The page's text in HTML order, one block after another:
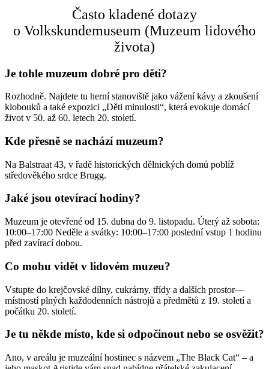
Často kladené dotazy
o Volkskundemuseum (Muzeum lidového
života)
Je tohle muzeum dobré pro děti?
Rozhodně. Najdete tu herní stanoviště jako vážení kávy a zkoušení
klobouků a také expozici „Děti minulosti“, která evokuje domácí
život v 50. až 60. letech 20. století.
Kde přesně se nachází muzeum?
Na Balstraat 43, v řadě historických dělnických domů poblíž
středověkého srdce Brugg.
Jaké jsou otevírací hodiny?
Muzeum je otevřené od 15. dubna do 9. listopadu. Úterý až sobota:
10:00–17:00 Neděle a svátky: 10:00–17:00 poslední vstup 1 hodinu
před zavírací dobou.
Co mohu vidět v lidovém muzeu?
Vstupte do krejčovské dílny, cukrárny, třídy a dalších prostor—
místností plných každodenních nástrojů a předmětů z 19. století a
počátku 20. století.
Je tu někde místo, kde si odpočinout nebo se osvěžit?
Ano, v areálu je muzeální hostinec s názvem „The Black Cat“ – a